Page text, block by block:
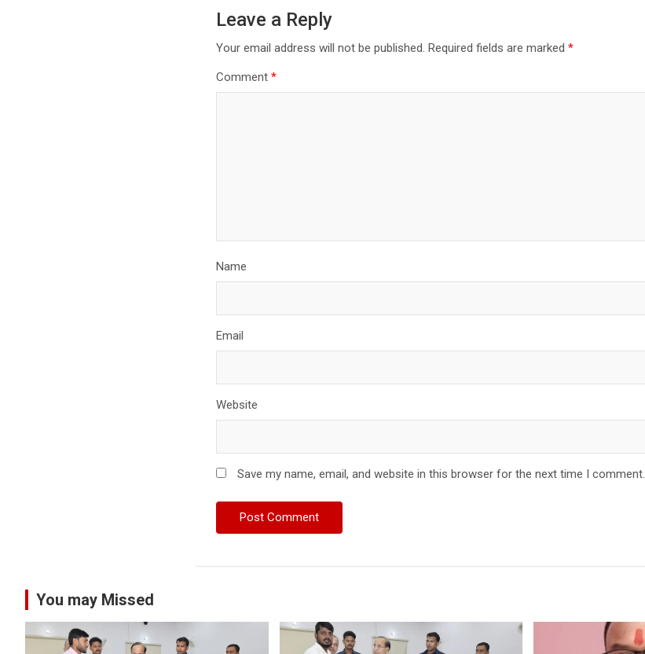
Leave a Reply
Your email address will not be published. Required fields are marked*
Comment*
Name
Email
Website
Save my name, email, and website in this browser for the next time I comment.
You may Missed